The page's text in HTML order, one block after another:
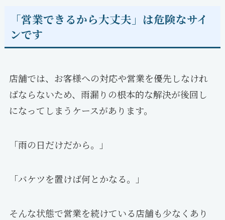
「営業できるから大丈夫」は危険なサイ
ンです
店舗では、お客様への対応や営業を優先しなけれ
ばならないため、雨漏りの根本的な解決が後回し
になってしまうケースがあります。
「雨の日だけだから。」
「バケツを置けば何とかなる。」
そんな状態で営業を続けている店舗も少なくあり